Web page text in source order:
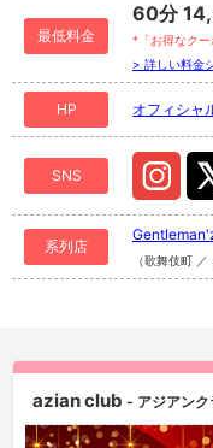
最低料金
60分
*「お得なクー
> 詳しい料金
HP オフィシャ
SNS
系列店
（歌舞伎町 ／
azian club - アジアンク